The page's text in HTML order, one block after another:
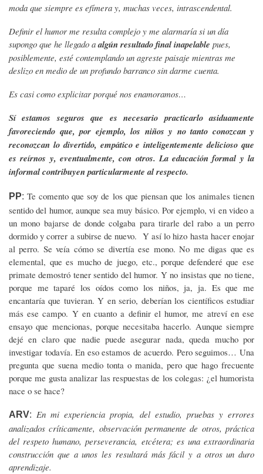
moda que siempre es efímera y, muchas veces, intrascendental.
Definir el humor me resulta complejo y me alarmaría si un día
supongo que he llegado aalgún resultado final inapelable pues,
posiblemente, esté contemplando un agreste paisaje mientras me
deslizo en medio de un profundo barranco sin darme cuenta.
Es casi como explicitar porqué nos enamoramos…
Sí estamos seguros que es necesario practicarlo asiduamente
favoreciendo que, por ejemplo, los niños y no tanto conozcan y
reconozcan lo divertido, empático e inteligentemente delicioso que
es reírnos y, eventualmente, con otros. La educación formal y la
informal contribuyen particularmente al respecto.
PP:Te comento que soy de los que piensan que los animales tienen
sentido del humor, aunque sea muy básico. Por ejemplo, vi en video a
un mono bajarse de donde colgaba para tirarle del rabo a un perro
dormido y correr a subirse de nuevo. Y así lo hizo hasta hacer enojar
al perro. Se veía cómo se divertía ese mono. No me digas que es
elemental, que es mucho de juego, etc., porque defenderé que ese
primate demostró tener sentido del humor. Y no insistas que no tiene,
porque me taparé los oídos como los niños, ja, ja. Es que me
encantaría que tuvieran. Y en serio, deberían los científicos estudiar
más ese campo. Y en cuanto a definir el humor, me atreví en ese
ensayo que mencionas, porque necesitaba hacerlo. Aunque siempre
dejé en claro que nadie puede asegurar nada, queda mucho por
investigar todavía. En eso estamos de acuerdo. Pero seguimos… Una
pregunta que suena medio tonta o manida, pero que hago frecuente
porque me gusta analizar las respuestas de los colegas: ¿el humorista
nace o se hace?
ARV:En mi experiencia propia, del estudio, pruebas y errores
analizados críticamente, observación permanente de otros, práctica
del respeto humano, perseverancia, etcétera; es una extraordinaria
construcción que a unos les resultará más fácil y a otros un duro
aprendizaje.